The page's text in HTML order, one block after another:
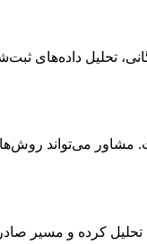
تحلیل داده‌های
مشاور می‌تواند
کرده و مسیر